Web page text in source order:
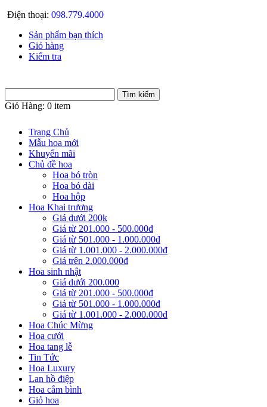
Điện thoại: 098.779.4000
Sản phẩm bạn thích
Giỏ hàng
Kiểm tra
Giỏ Hàng: 0 item
Trang Chủ
Mẫu hoa mới
Khuyến mãi
Chủ đề hoa
Hoa bó tròn
Hoa bó dài
Hoa hộp
Hoa Khai trương
Giá dưới 200k
Giá từ 201.000 - 500.000đ
Giá từ 501.000 - 1.000.000đ
Giá từ 1.001.000 - 2.000.000đ
Giá trên 2.000.000đ
Hoa sinh nhật
Giá dưới 200.000
Giá từ 201.000 - 500.000đ
Giá từ 501.000 - 1.000.000đ
Giá từ 1.001.000 - 2.000.000đ
Hoa Chúc Mừng
Hoa cưới
Hoa tang lễ
Tin Tức
Hoa Luxury
Lan hồ điệp
Hoa cắm bình
Giỏ hoa